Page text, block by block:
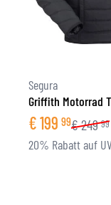
Segura
Griffith Motorrad
€199 99€249 99
20% Rabatt auf